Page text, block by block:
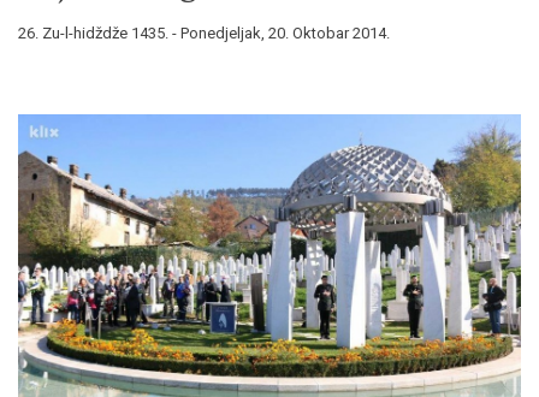
26. Zu-l-hidždže 1435. - Ponedjeljak, 20. Oktobar 2014.